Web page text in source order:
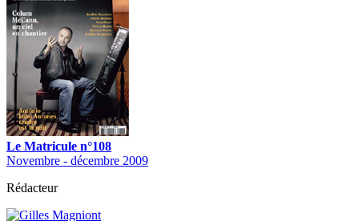
Le Matricule n°108
Novembre - décembre 2009
Rédacteur